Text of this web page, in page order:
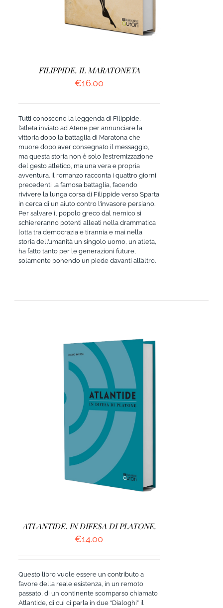
FILIPPIDE. IL MARATONETA
€16.00
Tutti conoscono la leggenda di Filippide,
l’atleta inviato ad Atene per annunciare la
vittoria dopo la battaglia di Maratona che
muore dopo aver consegnato il messaggio,
ma questa storia non è solo l’estremizzazione
del gesto atletico, ma una vera e propria
avventura. Il romanzo racconta i quattro giorni
precedenti la famosa battaglia, facendo
rivivere la lunga corsa di Filippide verso Sparta
in cerca di un aiuto contro l’invasore persiano.
Per salvare il popolo greco dal nemico si
schiereranno potenti alleati nella drammatica
lotta tra democrazia e tirannia e mai nella
storia dell’umanità un singolo uomo, un atleta,
ha fatto tanto per le generazioni future,
solamente ponendo un piede davanti all’altro.
AGGIUNGI AL CARRELLO /
ATLANTIDE. IN DIFESA DI PLATONE.
€14.00
Questo libro vuole essere un contributo a
favore della reale esistenza, in un remoto
passato, di un continente scomparso chiamato
Atlantide, di cui ci parla in due “Dialoghi” il